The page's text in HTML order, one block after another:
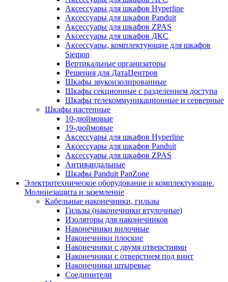
Аксессуары для шкафов Hyperline
Аксессуары для шкафов Panduit
Аксессуары для шкафов ZPAS
Аксессуары для шкафов ДКС
Аксессуары, комплектующие для шкафов
Siemon
Вертикальные организаторы
Решения для ДатаЦентров
Шкафы звукоизолированные
Шкафы секционные с разделением доступа
Шкафы телекоммуникационные и серверные
Шкафы настенные
10-дюймовые
19-дюймовые
Аксессуары для шкафов Hyperline
Аксессуары для шкафов Panduit
Аксессуары для шкафов ZPAS
Антивандальные
Шкафы Panduit PanZone
Электротехническое оборудование и комплектующие.
Молниезащита и заземление
Кабельные наконечники, гильзы
Гильзы (наконечники втулочные)
Изоляторы для наконечников
Наконечники вилочные
Наконечники плоские
Наконечники с двумя отверстиями
Наконечники с отверстием под винт
Наконечники штыревые
Соединители